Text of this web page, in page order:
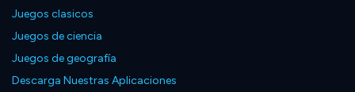
Juegos clasicos
Juegos de ciencia
Juegos de geografía
Descarga Nuestras Aplicaciones